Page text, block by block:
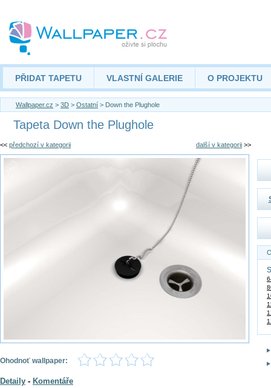
PŘIDAT TAPETU VLASTNÍ GALERIE O PROJEKTU
Wallpaper.cz > 3D > Ostatní > Down the Plughole
Tapeta Down the Plughole
<< předchozí v kategorii další v kategorii >>
Ohodnoť wallpaper:
Detaily - Komentáře